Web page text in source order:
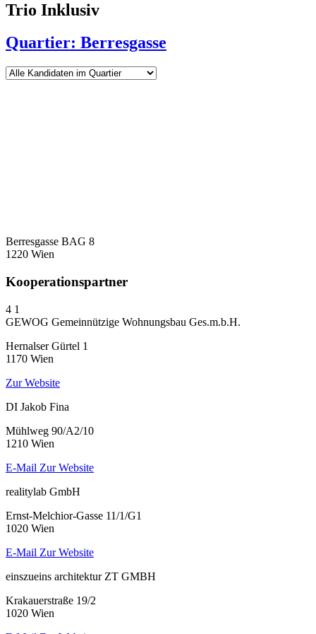
Trio Inklusiv
Quartier: Berresgasse
Berresgasse BAG 8
1220 Wien
Kooperationspartner
4 1
GEWOG Gemeinnützige Wohnungsbau Ges.m.b.H.
Hernalser Gürtel 1
1170 Wien
Zur Website
DI Jakob Fina
Mühlweg 90/A2/10
1210 Wien
E-Mail Zur Website
realitylab GmbH
Ernst-Melchior-Gasse 11/1/G1
1020 Wien
E-Mail Zur Website
einszueins architektur ZT GMBH
Krakauerstraße 19/2
1020 Wien